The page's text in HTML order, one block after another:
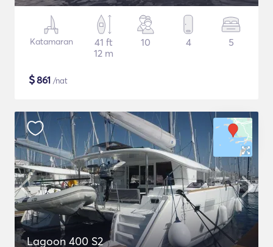
Katamaran
41 ft
12 m
10 4 5
$861 /nat
Lagoon 400 S2